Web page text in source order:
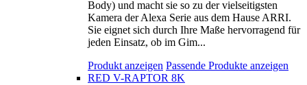
Body) und macht sie so zu der vielseitigsten
Kamera der Alexa Serie aus dem Hause ARRI.
Sie eignet sich durch Ihre Maße hervorragend für
jeden Einsatz, ob im Gim...
Produkt anzeigen Passende Produkte anzeigen
RED V-RAPTOR 8K